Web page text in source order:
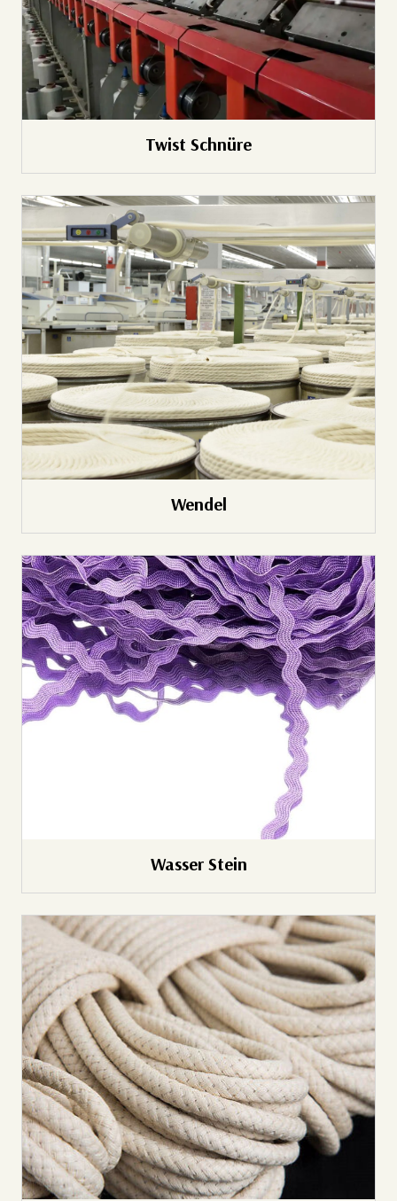
Twist Schnüre
Wendel
Wasser Stein